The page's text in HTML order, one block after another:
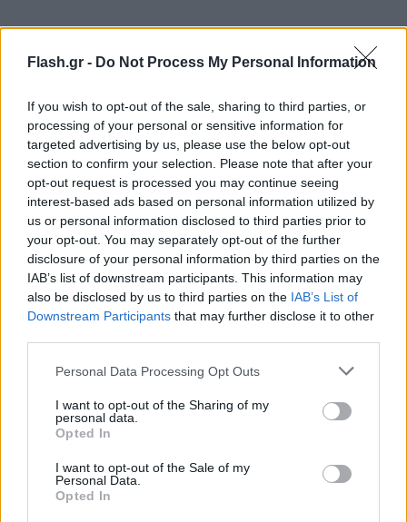
Flash.gr - Do Not Process My Personal Information
If you wish to opt-out of the sale, sharing to third parties, or
processing of your personal or sensitive information for
targeted advertising by us, please use the below opt-out
section to confirm your selection. Please note that after your
opt-out request is processed you may continue seeing
interest-based ads based on personal information utilized by
us or personal information disclosed to third parties prior to
your opt-out. You may separately opt-out of the further
disclosure of your personal information by third parties on the
IAB’s list of downstream participants. This information may
also be disclosed by us to third parties on the IAB’s List of
Downstream Participants that may further disclose it to other
Please note that this website/app uses one or more Google
not limited to your visit or usage behaviour. You may click to
grant or deny consent to Google and its third-party tags to
use your data for below specified purposes in below Google
consent section.
Personal Data Processing Opt Outs
I want to opt-out of the Sharing of my
personal data.
Opted In
I want to opt-out of the Sale of my
Personal Data.
Opted In
«Είμαι εδώ για να μιλήσω για τον ΣΥΡΙΖΑ και όχι να
σχολιάζω συντρόφους μου», είπε η ίδια
χαρακτηρίζοντας ωστόσο τη στάση τους «ύποπτη».
δημοκρατική απόφαση και πολύ περισσότερο να
δίνει περιθώριο χρόνου στον άλλον να αποδείξει
στην πράξη όσα λέει».